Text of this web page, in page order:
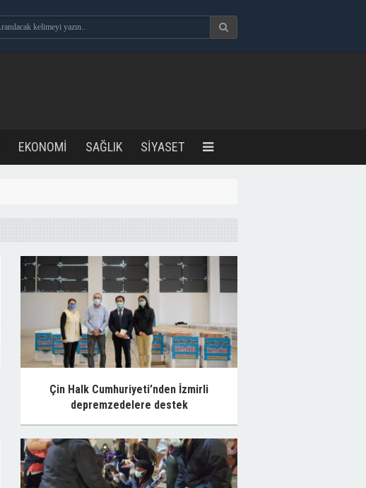
EKONOMİ SAĞLIK SİYASET
Çin Halk Cumhuriyeti’nden İzmirli
depremzedelere destek